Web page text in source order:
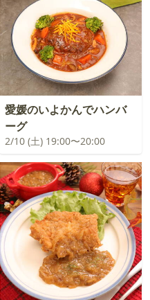
愛媛のいよかんでハンバ
ーグ
2/10 (土) 19:00〜20:00